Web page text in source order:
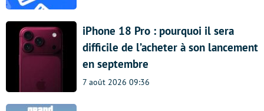
iPhone 18 Pro : pourquoi il sera
difficile de l’acheter à son lancement
en septembre
7 août 2026 09:36